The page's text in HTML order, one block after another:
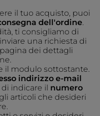
il tuo acquisto, puoi
dell'ordine.
ti consigliamo di
una richiesta di
dei dettagli
il modulo sottostante.
indirizzo e-mail
indicare il numero
articoli che desideri